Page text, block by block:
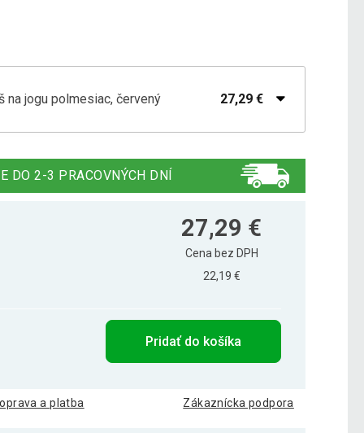
na jogu polmesiac, červený 27,29 €
na jogu polmesiac, farba piesku 25,09 €
na jogu polmesiac, svetlo zelený
25,00 €
DO 2-3 PRACOVNÝCH DNÍ
27,29 €
Cena bez DPH
22,19 €
Pridať do košíka
a platba Zákaznícka podpora